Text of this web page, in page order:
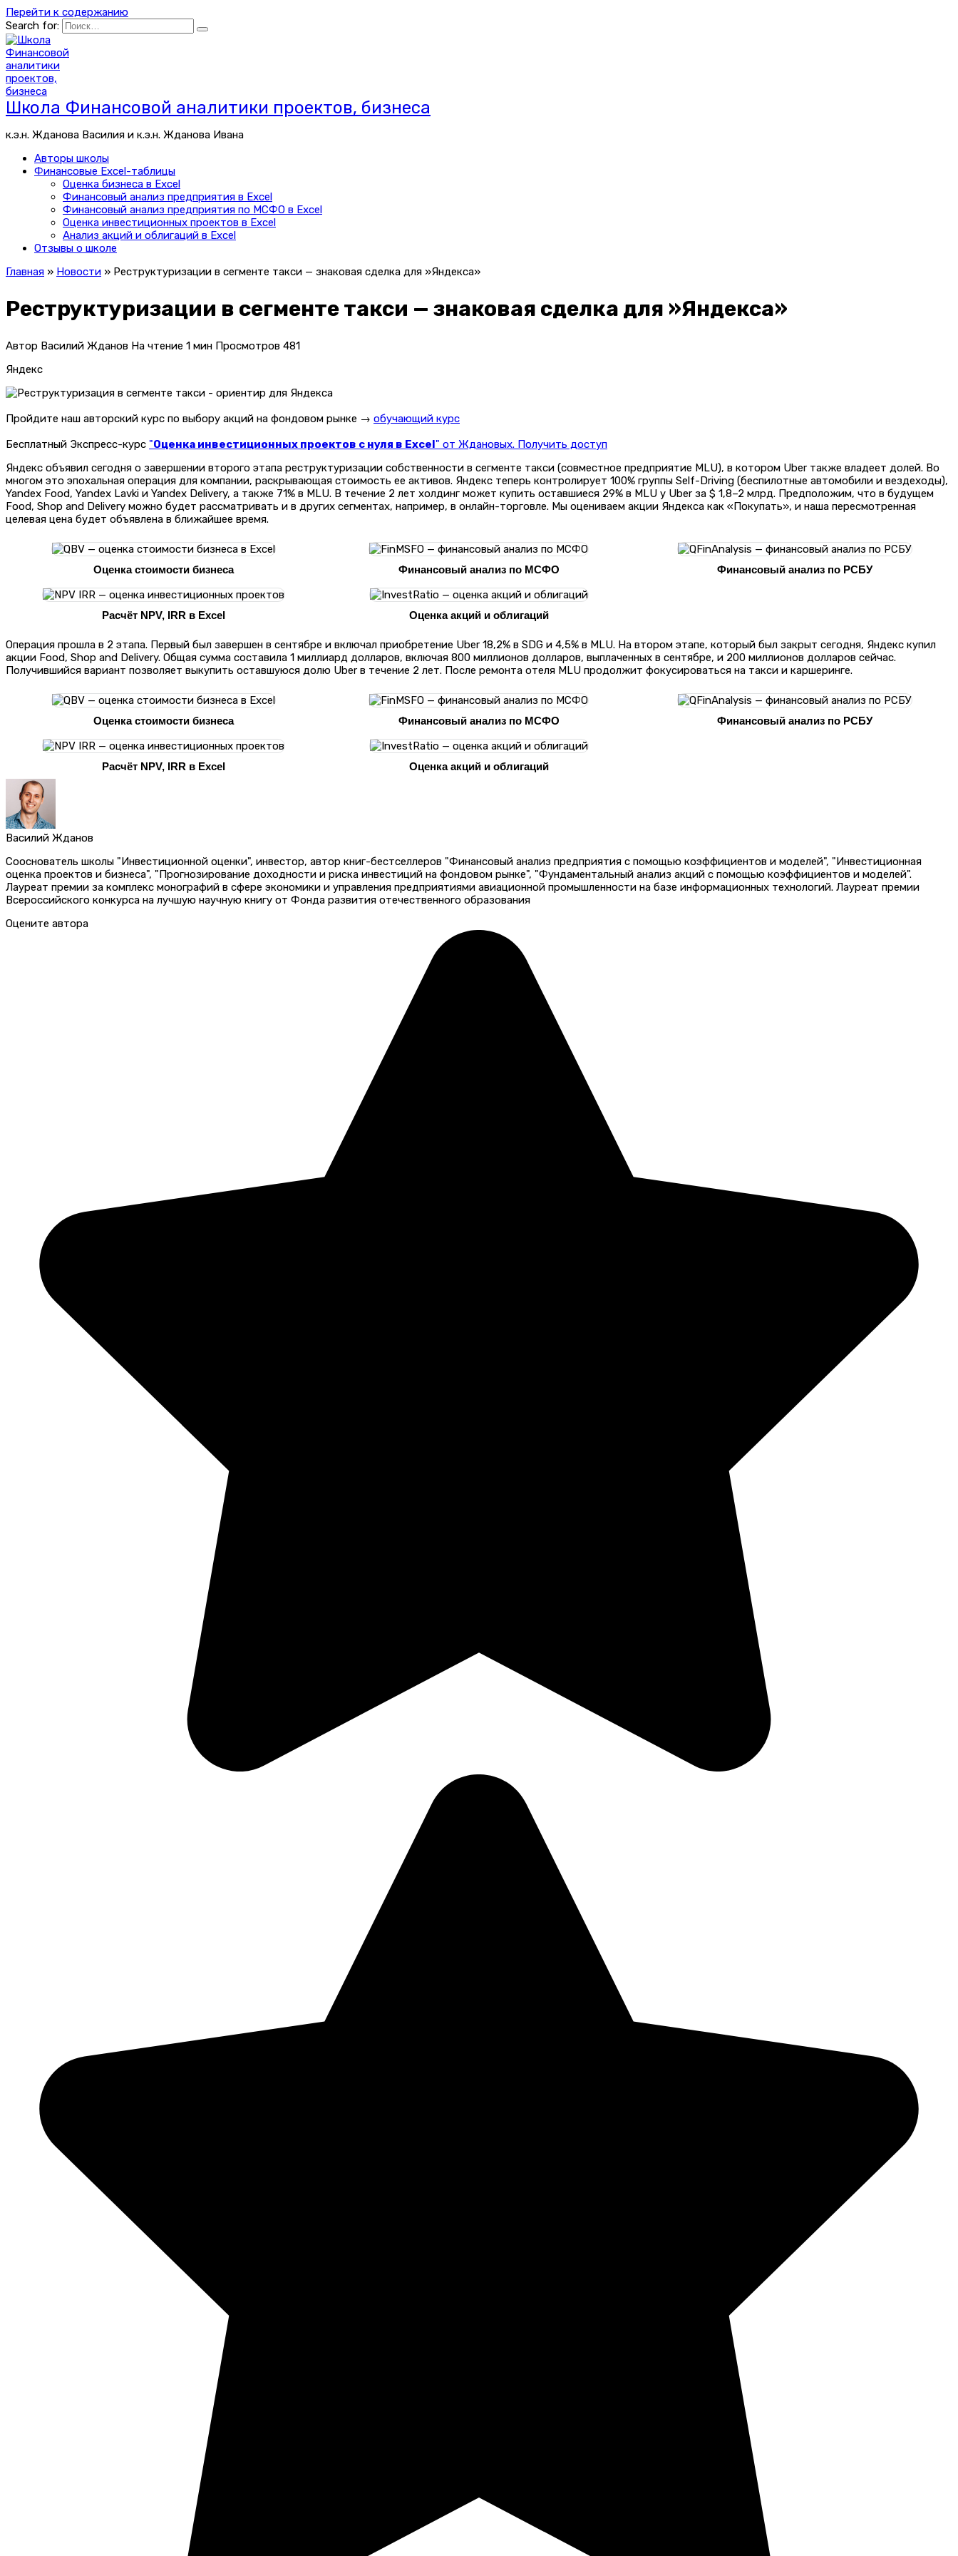
Перейти к содержанию
Search for:
Школа Финансовой аналитики проектов, бизнеса
к.э.н. Жданова Василия и к.э.н. Жданова Ивана
Авторы школы
Финансовые Excel-таблицы
Оценка бизнеса в Excel
Финансовый анализ предприятия в Excel
Финансовый анализ предприятия по МСФО в Excel
Оценка инвестиционных проектов в Excel
Анализ акций и облигаций в Excel
Отзывы о школе
Главная » Новости » Реструктуризации в сегменте такси — знаковая сделка для »Яндекса»
Реструктуризации в сегменте такси — знаковая сделка для »Яндекса»
Автор Василий Жданов На чтение 1 мин Просмотров 481
Яндекс
Пройдите наш авторский курс по выбору акций на фондовом рынке → обучающий курс
Бесплатный Экспресс-курс "Оценка инвестиционных проектов с нуля в Excel" от Ждановых. Получить доступ
Яндекс объявил сегодня о завершении второго этапа реструктуризации собственности в сегменте такси (совместное предприятие MLU), в котором Uber также владеет долей. Во
многом это эпохальная операция для компании, раскрывающая стоимость ее активов. Яндекс теперь контролирует 100% группы Self-Driving (беспилотные автомобили и вездеходы),
Yandex Food, Yandex Lavki и Yandex Delivery, а также 71% в MLU. В течение 2 лет холдинг может купить оставшиеся 29% в MLU у Uber за $ 1,8–2 млрд. Предположим, что в будущем
Food, Shop and Delivery можно будет рассматривать и в других сегментах, например, в онлайн-торговле. Мы оцениваем акции Яндекса как «Покупать», и наша пересмотренная
целевая цена будет объявлена ​​в ближайшее время.
Оценка стоимости бизнеса Финансовый анализ по МСФО Финансовый анализ по РСБУ
Расчёт NPV, IRR в Excel Оценка акций и облигаций
Операция прошла в 2 этапа. Первый был завершен в сентябре и включал приобретение Uber 18,2% в SDG и 4,5% в MLU. На втором этапе, который был закрыт сегодня, Яндекс купил
акции Food, Shop and Delivery. Общая сумма составила 1 миллиард долларов, включая 800 миллионов долларов, выплаченных в сентябре, и 200 миллионов долларов сейчас.
Получившийся вариант позволяет выкупить оставшуюся долю Uber в течение 2 лет. После ремонта отеля MLU продолжит фокусироваться на такси и каршеринге.
Оценка стоимости бизнеса Финансовый анализ по МСФО Финансовый анализ по РСБУ
Расчёт NPV, IRR в Excel Оценка акций и облигаций
Василий Жданов
Сооснователь школы "Инвестиционной оценки", инвестор, автор книг-бестселлеров "Финансовый анализ предприятия с помощью коэффициентов и моделей", "Инвестиционная
оценка проектов и бизнеса", "Прогнозирование доходности и риска инвестиций на фондовом рынке", "Фундаментальный анализ акций с помощью коэффициентов и моделей".
Лауреат премии за комплекс монографий в сфере экономики и управления предприятиями авиационной промышленности на базе информационных технологий. Лауреат премии
Всероссийского конкурса на лучшую научную книгу от Фонда развития отечественного образования
Оцените автора